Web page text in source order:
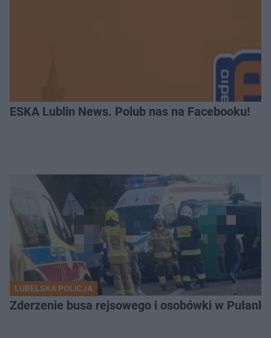
ESKA Lublin News. Polub nas na Facebooku!
LUBELSKA POLICJA
Zderzenie busa rejsowego i osobówki w